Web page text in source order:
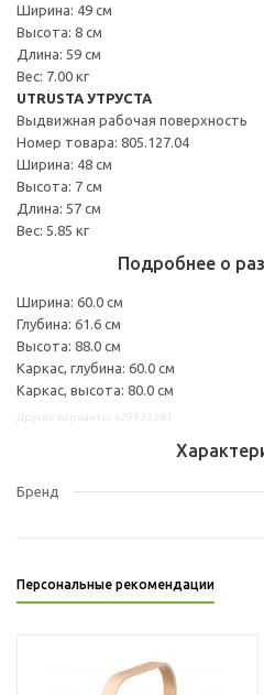
Ширина: 49 см
Высота: 8 см
Длина: 59 см
Вес: 7.00 кг
UTRUSTA УТРУСТА
Выдвижная рабочая поверхность
Номер товара: 805.127.04
Ширина: 48 см
Высота: 7 см
Длина: 57 см
Вес: 5.85 кг
Подробнее о
Ширина: 60.0 см
Глубина: 61.6 см
Высота: 88.0 см
Каркас, глубина: 60.0 см
Каркас, высота: 80.0 см
Бренд
Персональные рекомендации